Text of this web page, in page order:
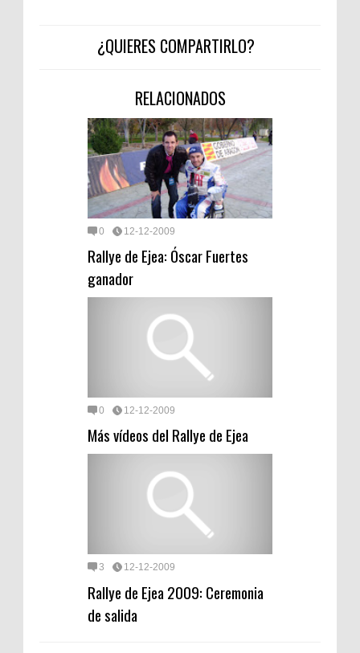
¿QUIERES COMPARTIRLO?
RELACIONADOS
0 12-12-2009
Rallye de Ejea: Óscar Fuertes
ganador
0 12-12-2009
Más vídeos del Rallye de Ejea
3 12-12-2009
Rallye de Ejea 2009: Ceremonia
de salida